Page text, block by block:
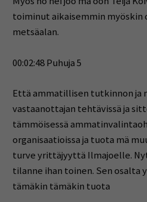
toiminut aikaisemmin myöskin
metsäalan.
00:02:48 Puhuja 5
Että ammatillisen tutkinnon
vastaanottajan tehtävissä ja
tämmöisessä
organisaatioissa ja tuota mä
turve yrittäjyyttä Ilmajoelle.
tilanne ihan toinen. Sen osalta
tämäkin tämäkin tuota